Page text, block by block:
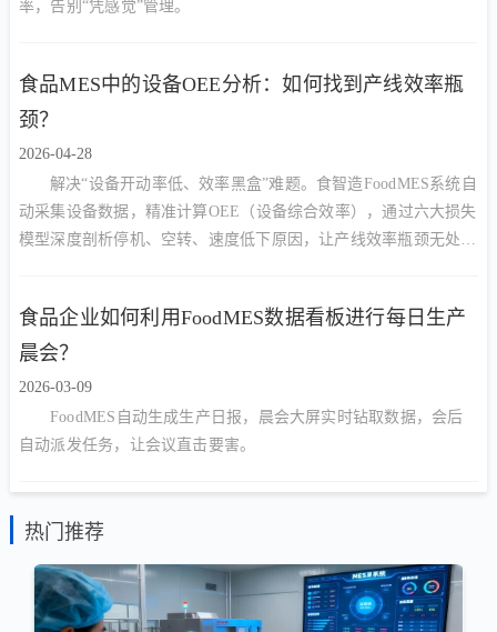
率，告别“凭感觉”管理。
食品MES中的设备OEE分析：如何找到产线效率瓶
颈？
2026-04-28
解决“设备开动率低、效率黑盒”难题。食智造FoodMES系统自
动采集设备数据，精准计算OEE（设备综合效率），通过六大损失
模型深度剖析停机、空转、速度低下原因，让产线效率瓶颈无处遁
食品企业如何利用FoodMES数据看板进行每日生产
晨会？
2026-03-09
FoodMES自动生成生产日报，晨会大屏实时钻取数据，会后
自动派发任务，让会议直击要害。
热门推荐